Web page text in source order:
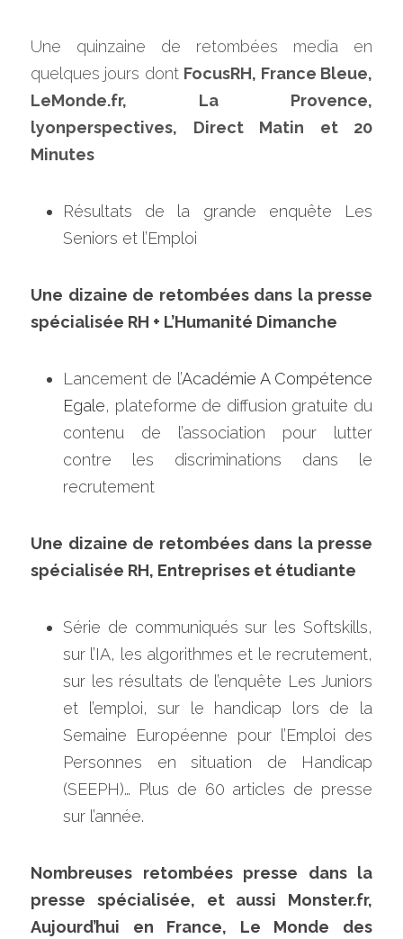
Une quinzaine de retombées media en
quelques jours dont FocusRH, France Bleue,
LeMonde.fr, La Provence,
lyonperspectives, Direct Matin et 20
Minutes
Résultats de la grande enquête Les
Seniors et l’Emploi
Une dizaine de retombées dans la presse
spécialisée RH + L’Humanité Dimanche
Lancement de l’Académie A Compétence
Egale, plateforme de diffusion gratuite du
contenu de l’association pour lutter
contre les discriminations dans le
recrutement
Une dizaine de retombées dans la presse
spécialisée RH, Entreprises et étudiante
Série de communiqués sur les Softskills,
sur l’IA, les algorithmes et le recrutement,
sur les résultats de l’enquête Les Juniors
et l’emploi, sur le handicap lors de la
Semaine Européenne pour l’Emploi des
Personnes en situation de Handicap
(SEEPH)… Plus de 60 articles de presse
sur l’année.
Nombreuses retombées presse dans la
presse spécialisée, et aussi Monster.fr,
Aujourd’hui en France, Le Monde des